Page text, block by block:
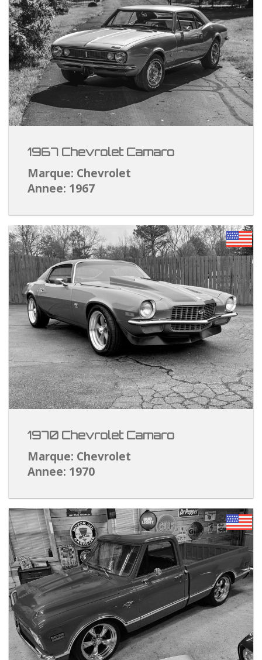
1967 Chevrolet Camaro
Marque: Chevrolet
Annee: 1967
1970 Chevrolet Camaro
Marque: Chevrolet
Annee: 1970